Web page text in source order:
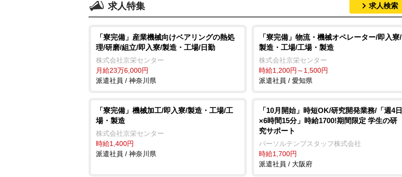
求人特集 求人検索
「寮完備」産業機械向けベアリングの熱処
理/研磨/組立/即入寮/製造・工場/日勤
株式会社京栄センター
月給23万6,000円
派遣社員 / 神奈川県
「寮完備」物流・機械オペレーター/即入寮/
製造・工場/工場・製造
株式会社京栄センター
時給1,200円～1,500円
派遣社員 / 愛知県
「寮完備」機械加工/即入寮/製造・工場/工
場・製造
株式会社京栄センター
時給1,400円
派遣社員 / 神奈川県
「10月開始」時短OK/研究開発業務/「週4日
×6時間15分」時給1700!期間限定 学生の研
究サポート
パーソルテンプスタッフ株式会社
時給1,700円
派遣社員 / 大阪府